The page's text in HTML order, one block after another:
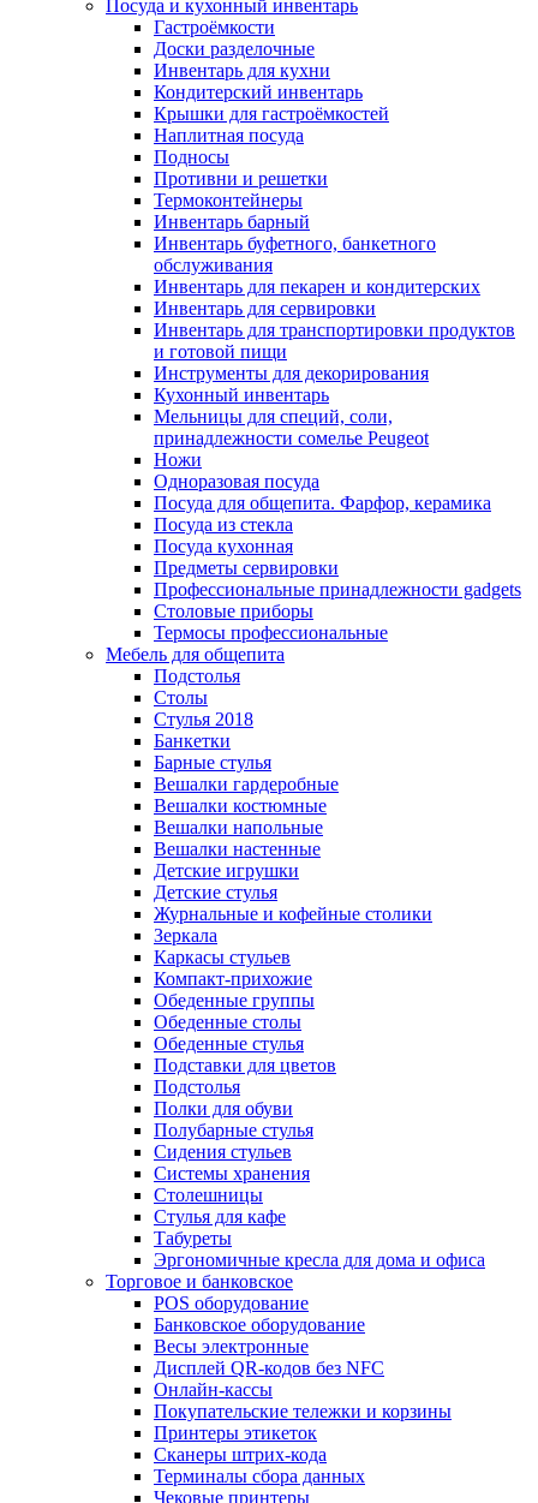
Посуда и кухонный инвентарь
Гастроёмкости
Доски разделочные
Инвентарь для кухни
Кондитерский инвентарь
Крышки для гастроёмкостей
Наплитная посуда
Подносы
Противни и решетки
Термоконтейнеры
Инвентарь барный
Инвентарь буфетного, банкетного
обслуживания
Инвентарь для пекарен и кондитерских
Инвентарь для сервировки
Инвентарь для транспортировки продуктов
и готовой пищи
Инструменты для декорирования
Кухонный инвентарь
Мельницы для специй, соли,
принадлежности сомелье Peugeot
Ножи
Одноразовая посуда
Посуда для общепита. Фарфор, керамика
Посуда из стекла
Посуда кухонная
Предметы сервировки
Профессиональные принадлежности gadgets
Столовые приборы
Термосы профессиональные
Мебель для общепита
Подстолья
Столы
Стулья 2018
Банкетки
Барные стулья
Вешалки гардеробные
Вешалки костюмные
Вешалки напольные
Вешалки настенные
Детские игрушки
Детские стулья
Журнальные и кофейные столики
Зеркала
Каркасы стульев
Компакт-прихожие
Обеденные группы
Обеденные столы
Обеденные стулья
Подставки для цветов
Подстолья
Полки для обуви
Полубарные стулья
Сидения стульев
Системы хранения
Столешницы
Стулья для кафе
Табуреты
Эргономичные кресла для дома и офиса
Торговое и банковское
POS оборудование
Банковское оборудование
Весы электронные
Дисплей QR-кодов без NFC
Онлайн-кассы
Покупательские тележки и корзины
Принтеры этикеток
Сканеры штрих-кода
Терминалы сбора данных
Чековые принтеры